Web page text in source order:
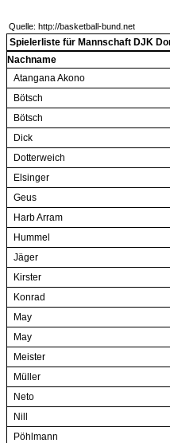
Quelle: http://basketball-bund.net
Spielerliste für Mannschaft DJK
Nachname
Atangana Akono
Bötsch
Bötsch
Dick
Dotterweich
Elsinger
Geus
Harb Arram
Hummel
Jäger
Kirster
Konrad
May
May
Meister
Müller
Neto
Nill
Pöhlmann